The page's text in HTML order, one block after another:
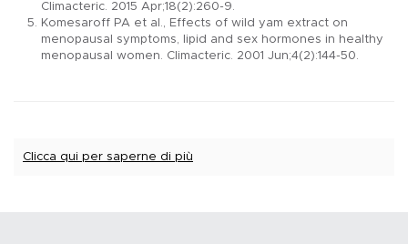
Climacteric. 2015 Apr;18(2):260-9.
Komesaroff PA et al., Effects of wild yam extract on
menopausal symptoms, lipid and sex hormones in healthy
menopausal women. Climacteric. 2001 Jun;4(2):144-50.
Clicca qui per saperne di più